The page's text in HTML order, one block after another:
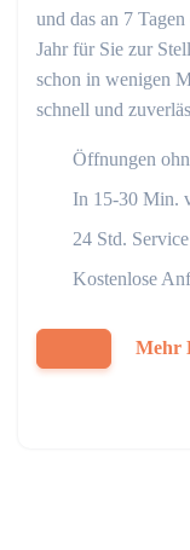
und das an 7
Jahr für Sie zur
schon in wenigen
schnell und
Öffnungen
In 15-30 Min.
24 Std.
Kostenlose
Mehr